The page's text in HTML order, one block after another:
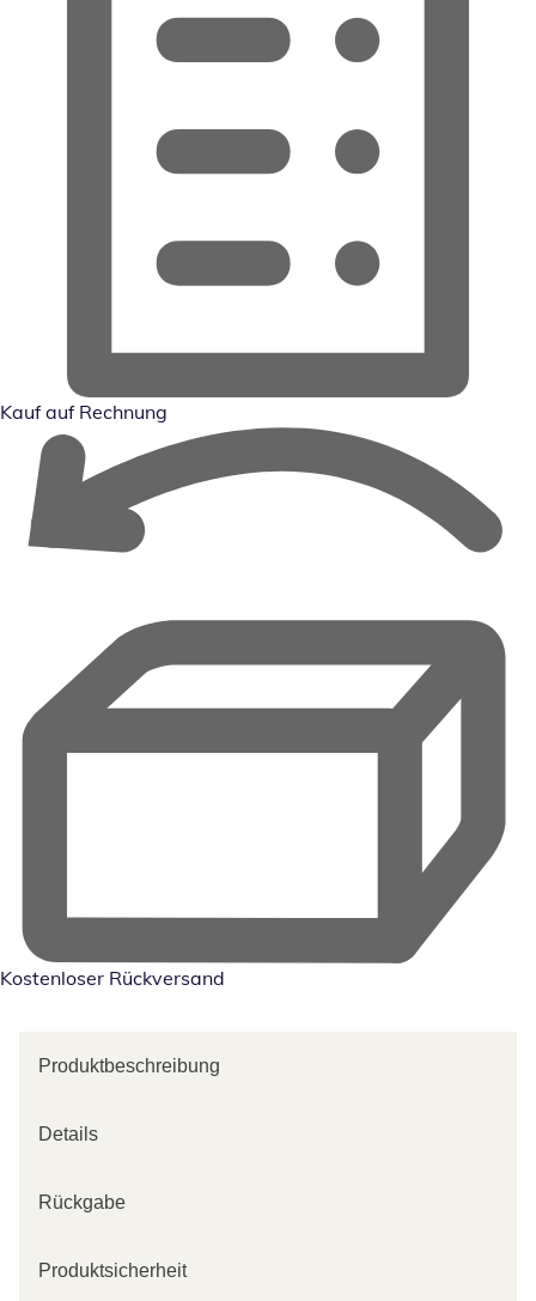
Kauf auf Rechnung
Kostenloser Rückversand
Produktbeschreibung
Details
Rückgabe
Produktsicherheit